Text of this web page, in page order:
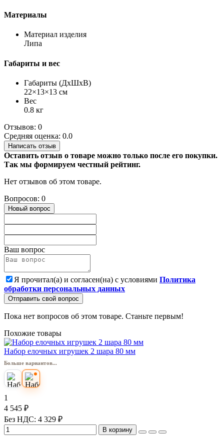
Материалы
Материал изделия
Липа
Габариты и вес
Габариты (ДхШхВ)
22×13×13 см
Вес
0.8 кг
Отзывов: 0
Средняя оценка: 0.0
Написать отзыв
Оставить отзыв о товаре можно только после его покупки.
Так мы формируем честный рейтинг.
Нет отзывов об этом товаре.
Вопросов: 0
Новый вопрос
Ваш вопрос
Я прочитал(а) и согласен(на) с условиями Политика
обработки персональных данных
Отправить свой вопрос
Пока нет вопросов об этом товаре. Станьте первым!
Похожие товары
Набор елочных игрушек 2 шара 80 мм
Больше вариантов...
1
4 545 ₽
Без НДС: 4 329 ₽
В корзину